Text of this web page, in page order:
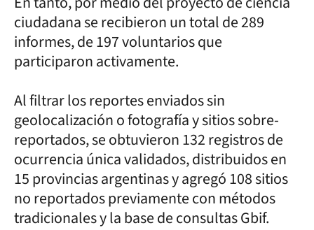
ciudadana se recibieron un total de 289
informes, de 197 voluntarios que
participaron activamente.
Al filtrar los reportes enviados sin
geolocalización o fotografía y sitios sobre-
reportados, se obtuvieron 132 registros de
ocurrencia única validados, distribuidos en
15 provincias argentinas y agregó 108 sitios
no reportados previamente con métodos
tradicionales y la base de consultas Gbif.